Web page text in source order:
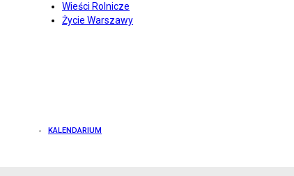
Wieści Rolnicze
Życie Warszawy
KALENDARIUM